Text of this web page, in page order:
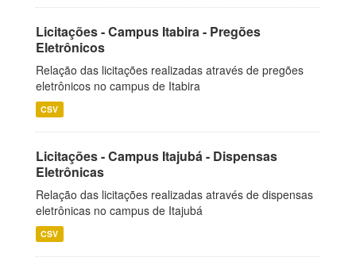
Licitações - Campus Itabira - Pregões
Eletrônicos
Relação das licitações realizadas através de pregões
eletrônicos no campus de Itabira
CSV
Licitações - Campus Itajubá - Dispensas
Eletrônicas
Relação das licitações realizadas através de dispensas
eletrônicas no campus de Itajubá
CSV